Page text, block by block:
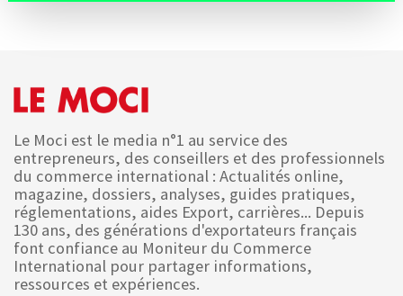
Le Moci est le media n°1 au service des
entrepreneurs, des conseillers et des professionnels
du commerce international : Actualités online,
magazine, dossiers, analyses, guides pratiques,
réglementations, aides Export, carrières... Depuis
130 ans, des générations d'exportateurs français
font confiance au Moniteur du Commerce
International pour partager informations,
ressources et expériences.